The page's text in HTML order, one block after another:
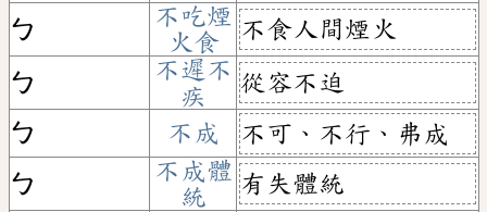
ㄅ
不吃煙
火食
不食人間煙火
ㄅ
不遲不
疾
從容不迫
ㄅ
不成
不可、不行、弗成
ㄅ
不成體
統
有失體統